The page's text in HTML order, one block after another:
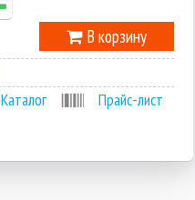
В корзину
Каталог
Прайс-лист